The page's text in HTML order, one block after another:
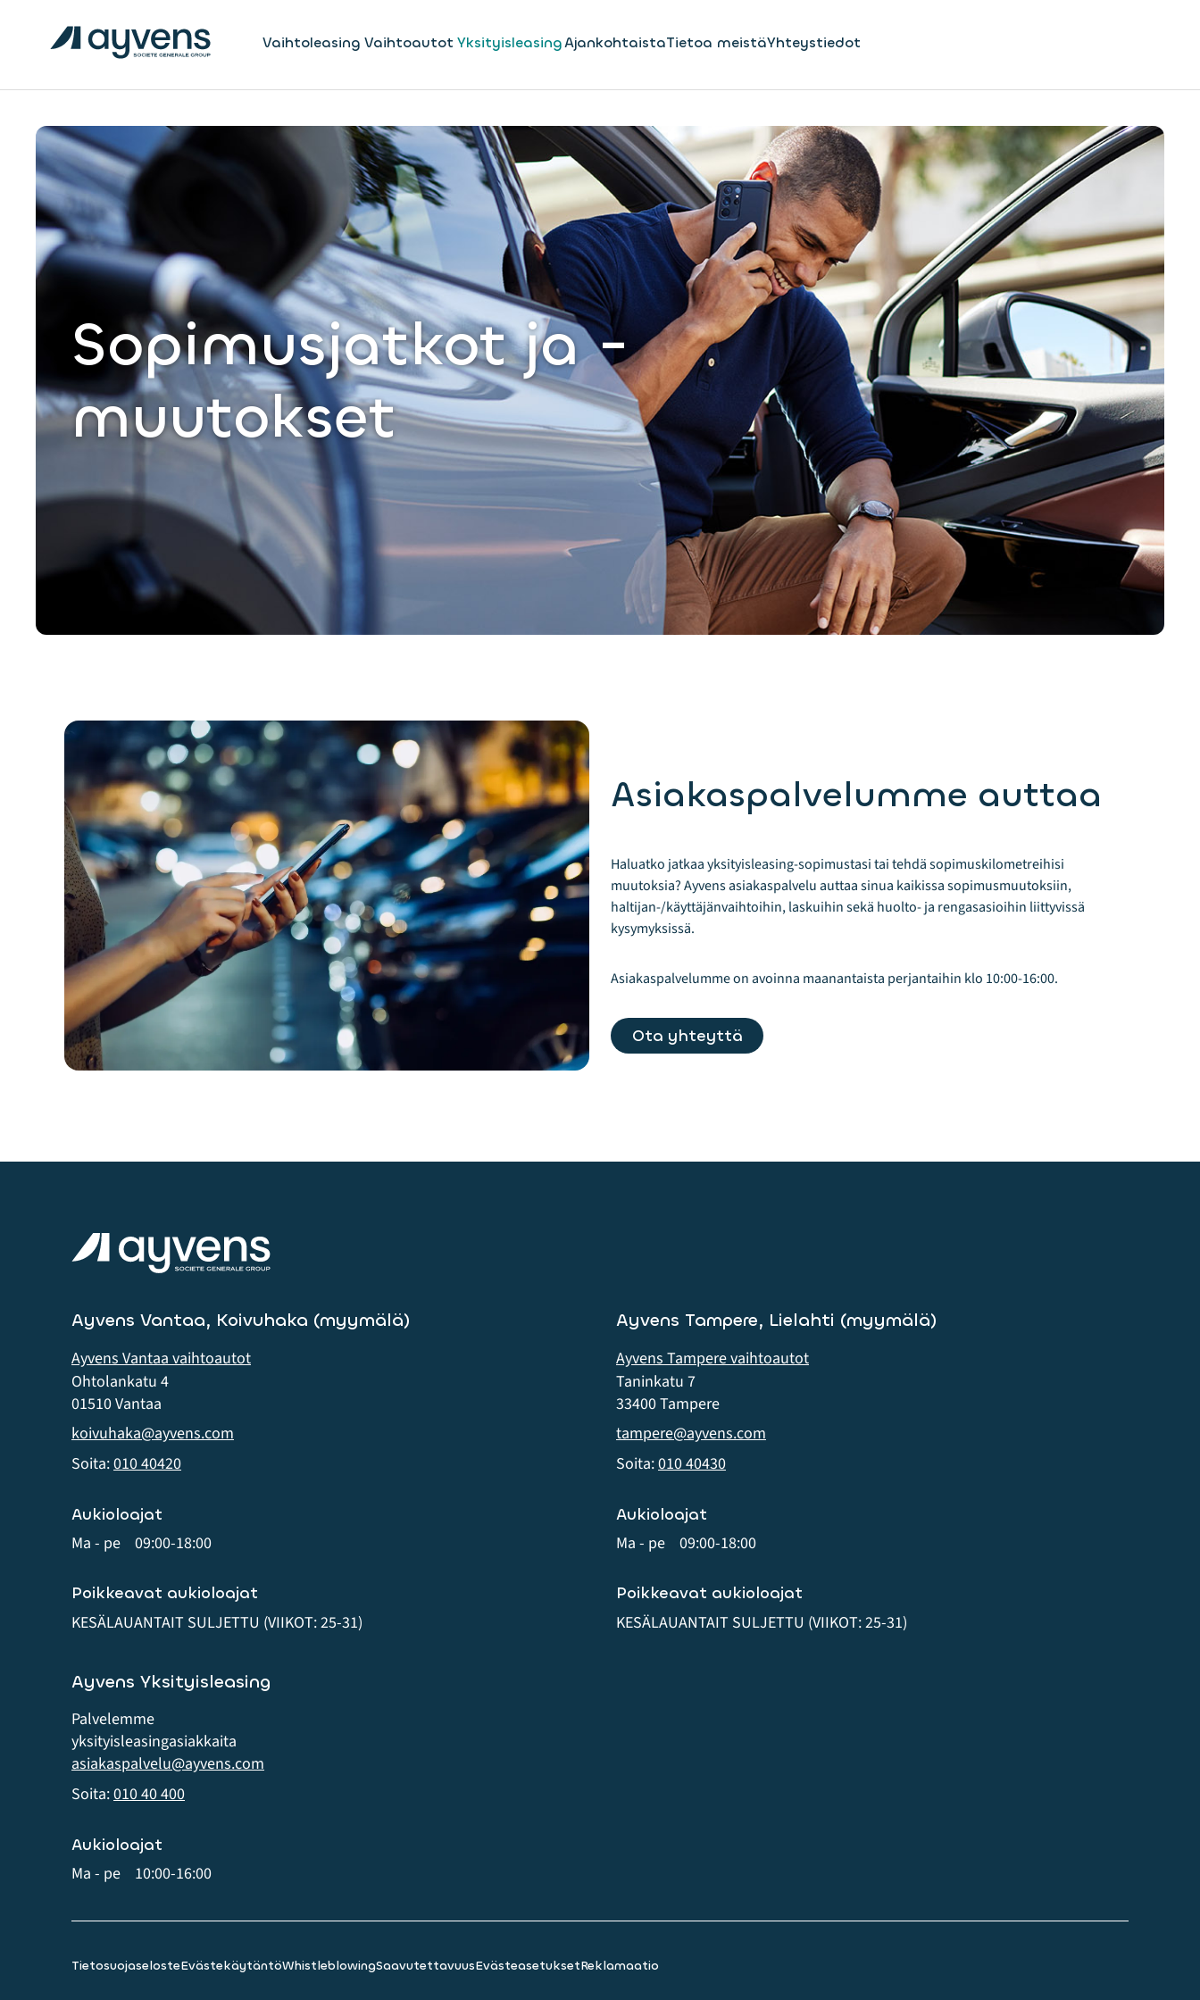
Vaihtoleasing Vaihtoautot YksityisleasingAjankohtaistaTietoa meistäYhteystiedot
Sopimusjatkot ja -
muutokset
Asiakaspalvelumme auttaa
Haluatko jatkaa yksityisleasing-sopimustasi tai tehdä sopimuskilometreihisi
muutoksia? Ayvens asiakaspalvelu auttaa sinua kaikissa sopimusmuutoksiin,
haltijan-/käyttäjänvaihtoihin, laskuihin sekä huolto- ja rengasasioihin liittyvissä
kysymyksissä.
Asiakaspalvelumme on avoinna maanantaista perjantaihin klo 10:00-16:00.
Ota yhteyttä
Ayvens Vantaa, Koivuhaka (myymälä)
Ayvens Vantaa vaihtoautot
Ohtolankatu 4
01510 Vantaa
koivuhaka@ayvens.com
Soita:010 40420
Aukioloajat
Ma - pe 09:00-18:00
Poikkeavat aukioloajat
KESÄLAUANTAIT SULJETTU (VIIKOT: 25-31)
Ayvens Tampere, Lielahti (myymälä)
Ayvens Tampere vaihtoautot
Taninkatu 7
33400 Tampere
tampere@ayvens.com
Soita:010 40430
Aukioloajat
Ma - pe 09:00-18:00
Poikkeavat aukioloajat
KESÄLAUANTAIT SULJETTU (VIIKOT: 25-31)
Ayvens Yksityisleasing
Palvelemme
yksityis­leasing­asiakkaita
asiakaspalvelu@ayvens.com
Soita:010 40 400
Aukioloajat
Ma - pe 10:00-16:00
TietosuojaselosteEvästekäytäntöWhistleblowingSaavutettavuusEvästeasetuksetReklamaatio